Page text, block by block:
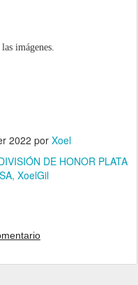
imágenes.
2022 por Xoel
DE HONOR PLATA
XoelGil